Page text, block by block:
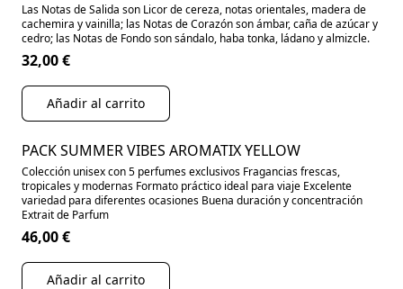
Las Notas de Salida son Licor de cereza, notas orientales, madera de
cachemira y vainilla; las Notas de Corazón son ámbar, caña de azúcar y
cedro; las Notas de Fondo son sándalo, haba tonka, ládano y almizcle.
32,00 €
Añadir al carrito
PACK SUMMER VIBES AROMATIX YELLOW
Colección unisex con 5 perfumes exclusivos Fragancias frescas,
tropicales y modernas Formato práctico ideal para viaje Excelente
variedad para diferentes ocasiones Buena duración y concentración
Extrait de Parfum
46,00 €
Añadir al carrito